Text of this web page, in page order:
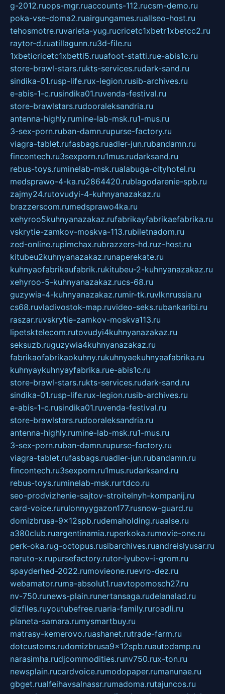
g-2012.ruops-mgr.ruaccounts-112.rucsm-demo.ru
poka-vse-doma2.ruairgungames.ruallseo-host.ru
tehosmotre.ruvarieta-yug.rucricetc1xbetr1xbetcc2.ru
raytor-d.ruatillagunn.ru3d-file.ru
1xbeticricetc1xbetti5.ruuafoot-statti.rue-abis1c.ru
store-brawl-stars.rukts-services.rudark-sand.ru
sindika-01.rusp-life.rux-legion.rusib-archives.ru
e-abis-1-c.rusindika01.ruvenda-festival.ru
store-brawlstars.rudooraleksandria.ru
antenna-highly.rumine-lab-msk.ru1-mus.ru
3-sex-porn.ruban-damn.rupurse-factory.ru
viagra-tablet.rufasbags.ruadler-jun.rubandamn.ru
fincontech.ru3sexporn.ru1mus.rudarksand.ru
rebus-toys.ruminelab-msk.rualabuga-cityhotel.ru
medsprawo-4-ka.ru2864420.rublagodarenie-spb.ru
zajmy24.rutovudyi-4-kuhnyanazakaz.ru
brazzerscom.rumedsprawo4ka.ru
xehyroo5kuhnyanazakaz.rufabrikayfabrikaefabrika.ru
vskrytie-zamkov-moskva-113.rubiletnadom.ru
zed-online.rupimchax.rubrazzers-hd.ruz-host.ru
kitubeu2kuhnyanazakaz.runaperekate.ru
kuhnyaofabrikaufabrik.rukitubeu-2-kuhnyanazakaz.ru
xehyroo-5-kuhnyanazakaz.rucs-68.ru
guzywia-4-kuhnyanazakaz.rumir-tk.ruvlknrussia.ru
cs68.ruvladivostok-map.ruvideo-seks.rubankaribi.ru
raszar.ruvskrytie-zamkov-moskva113.ru
lipetsktelecom.rutovudyi4kuhnyanazakaz.ru
seksuzb.ruguzywia4kuhnyanazakaz.ru
fabrikaofabrikaokuhny.rukuhnyaekuhnyaafabrika.ru
kuhnyaykuhnyayfabrika.rue-abis1c.ru
store-brawl-stars.rukts-services.rudark-sand.ru
sindika-01.rusp-life.rux-legion.rusib-archives.ru
e-abis-1-c.rusindika01.ruvenda-festival.ru
store-brawlstars.rudooraleksandria.ru
antenna-highly.rumine-lab-msk.ru1-mus.ru
3-sex-porn.ruban-damn.rupurse-factory.ru
viagra-tablet.rufasbags.ruadler-jun.rubandamn.ru
fincontech.ru3sexporn.ru1mus.rudarksand.ru
rebus-toys.ruminelab-msk.rurtdco.ru
seo-prodvizhenie-sajtov-stroitelnyh-kompanij.ru
card-voice.rurulonnyygazon177.rusnow-guard.ru
domizbrusa-9x12spb.rudemaholding.ruaalse.ru
a380club.ruargentinamia.ruperkoka.rumovie-one.ru
perk-oka.rug-octopus.rusibarchives.ruandreislyusar.ru
naruto-x.rupursefactory.rutor-lyubov-i-grom.ru
spayderhed-2022.rumovieone.ruevro-dez.ru
webamator.ruma-absolut1.ruavtopomosch27.ru
nv-750.runews-plain.runertansaga.rudelanalad.ru
dizfiles.ruyoutubefree.ruaria-family.ruroadli.ru
planeta-samara.rumysmartbuy.ru
matrasy-kemerovo.ruashanet.rutrade-farm.ru
dotcustoms.rudomizbrusa9x12spb.ruautodamp.ru
narasimha.rudjcommodities.runv750.rux-ton.ru
newsplain.rucardvoice.rumodopaper.rumanunae.ru
gbget.rualfeihavsalnassr.rumadoma.rutajuncos.ru